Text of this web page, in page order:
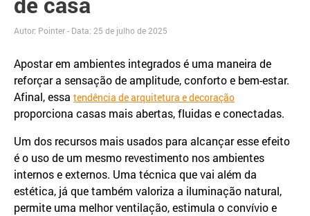
Autor: Pointer - Data: 25 de julho de 2025
Apostar em ambientes integrados é uma maneira de
reforçar a sensação de amplitude, conforto e bem-estar.
Afinal, essa tendência de arquitetura e decoração
proporciona casas mais abertas, fluidas e conectadas.
Um dos recursos mais usados para alcançar esse efeito
é o uso de um mesmo revestimento nos ambientes
internos e externos. Uma técnica que vai além da
estética, já que também valoriza a iluminação natural,
permite uma melhor ventilação, estimula o convívio e